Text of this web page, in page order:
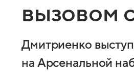
вызовом
Дмитриенко
на Арсенальной